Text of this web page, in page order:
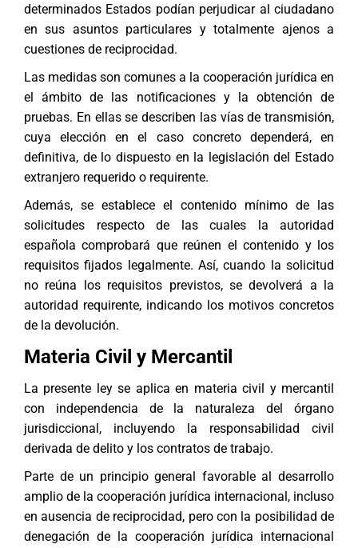
determinados Estados podían perjudicar al ciudadano
en sus asuntos particulares y totalmente ajenos a
cuestiones de reciprocidad.
Las medidas son comunes a la cooperación jurídica en
el ámbito de las notificaciones y la obtención de
pruebas. En ellas se describen las vías de transmisión,
cuya elección en el caso concreto dependerá, en
definitiva, de lo dispuesto en la legislación del Estado
extranjero requerido o requirente.
Además, se establece el contenido mínimo de las
solicitudes respecto de las cuales la autoridad
española comprobará que reúnen el contenido y los
requisitos fijados legalmente. Así, cuando la solicitud
no reúna los requisitos previstos, se devolverá a la
autoridad requirente, indicando los motivos concretos
de la devolución.
Materia Civil y Mercantil
La presente ley se aplica en materia civil y mercantil
con independencia de la naturaleza del órgano
jurisdiccional, incluyendo la responsabilidad civil
derivada de delito y los contratos de trabajo.
Parte de un principio general favorable al desarrollo
amplio de la cooperación jurídica internacional, incluso
en ausencia de reciprocidad, pero con la posibilidad de
denegación de la cooperación jurídica internacional